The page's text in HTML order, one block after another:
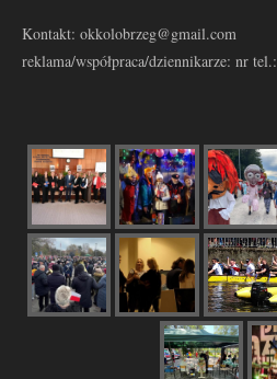
Kontakt: okkolobrzeg@gmail.com
reklama/współpraca/dziennikarze: nr tel.: